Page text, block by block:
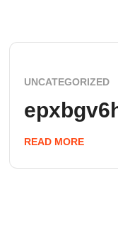
UNCATEGORIZED
READ MORE